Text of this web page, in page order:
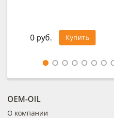
0 руб. Купить
OEM-OIL
О компании